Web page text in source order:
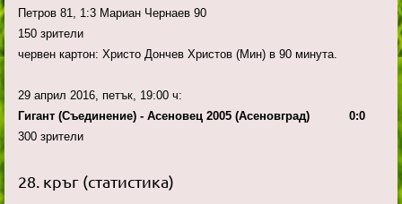
Петров 81, 1:3 Мариан Чернаев 90
150 зрители
червен картон: Христо Дончев Христов (Мин) в 90 минута.
29 април 2016, петък, 19:00 ч:
Гигант (Съединение) - Асеновец 2005 (Асеновград) 0:0
300 зрители
28. кръг (статистика)